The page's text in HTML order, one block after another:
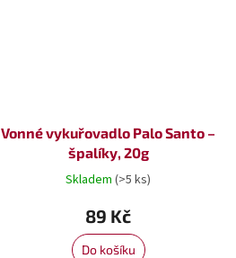
Vonné vykuřovadlo Palo Santo –
špalíky, 20g
Skladem(>5 ks)
89 Kč
Do košíku